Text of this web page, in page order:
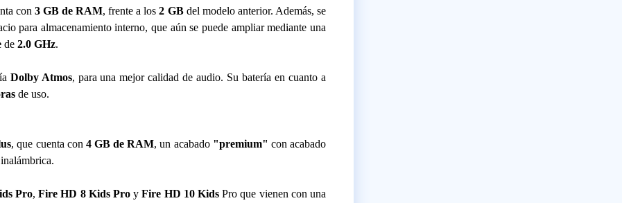
con 3 GB de RAM, frente a los2 GBdel modelo anterior. Además, se
para almacenamiento interno, que aún se puede ampliar mediante una
de 2.0 GHz.
Dolby Atmos, para una mejor calidad de audio. Su batería en cuanto a
de uso.
, que cuenta con 4 GB de RAM, un acabado "premium" con acabado
Pro,Fire HD 8 Kids ProyFire HD 10 KidsPro que vienen con una